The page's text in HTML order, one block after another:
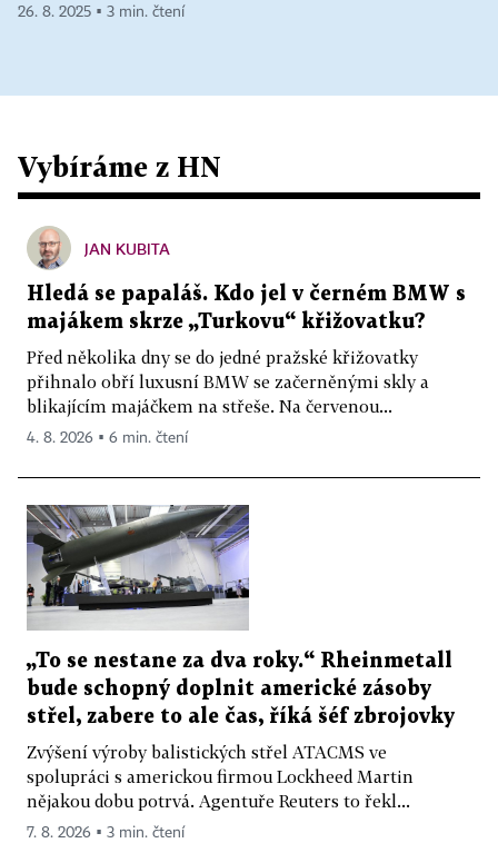
26. 8. 2025 ▪ 3 min. čtení
Vybíráme z HN
JAN KUBITA
Hledá se papaláš. Kdo jel v černém BMW s
majákem skrze „Turkovu“ křižovatku?
Před několika dny se do jedné pražské křižovatky
přihnalo obří luxusní BMW se začerněnými skly a
blikajícím majáčkem na střeše. Na červenou...
4. 8. 2026 ▪ 6 min. čtení
„To se nestane za dva roky.“ Rheinmetall
bude schopný doplnit americké zásoby
střel, zabere to ale čas, říká šéf zbrojovky
Zvýšení výroby balistických střel ATACMS ve
spolupráci s americkou firmou Lockheed Martin
nějakou dobu potrvá. Agentuře Reuters to řekl...
7. 8. 2026 ▪ 3 min. čtení